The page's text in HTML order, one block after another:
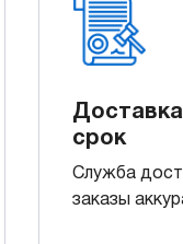
срок
Служба
заказы